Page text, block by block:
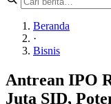
Beranda
·
Bisnis
Antrean IPO
Juta SID,